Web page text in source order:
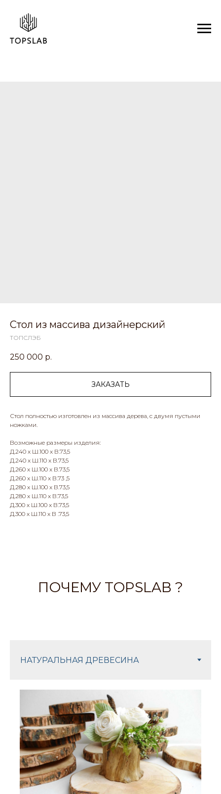
Стол из массива дизайнерский
ТОПСЛЭБ
250 000 р.
ЗАКАЗАТЬ
Стол полностью изготовлен из массива дерева, с двумя пустыми
ножками.
Возможные размеры изделия:
Д.240 x Ш.100 x В.73,5
Д.240 x Ш.110 x В.73,5
Д.260 x Ш.100 x В.73,5
Д.260 x Ш.110 x В.73 ,5
Д.280 x Ш.100 x В.73,5
Д.280 x Ш.110 x В.73,5
Д.300 x Ш.100 x В.73,5
Д.300 x Ш.110 x В .73,5
ПОЧЕМУ TOPSLAB ?